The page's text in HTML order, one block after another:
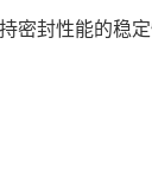
密封性能的稳定